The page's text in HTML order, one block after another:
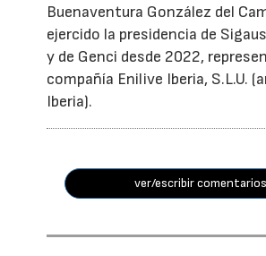
Buenaventura González del
ejercido la presidencia de
y de Genci desde 2022,
compañía Enilive Iberia, S.L.U.
Iberia).
ver/escribir comentarios